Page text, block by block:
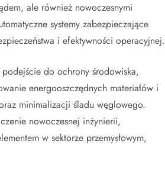
ale również nowoczesnymi
systemy zabezpieczające
i efektywności operacyjnej.
do ochrony środowiska,
energooszczędnych materiałów i
minimalizacji śladu węglowego.
nowoczesnej inżynierii,
w sektorze przemysłowym,